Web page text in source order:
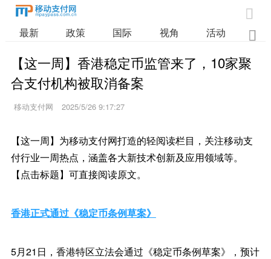

最新 政策 国际 视角 活动 业

【这一周】香港稳定币监管来了，10家聚
合支付机构被取消备案
移动支付网 2025/5/26 9:17:27
【这一周】为移动支付网打造的轻阅读栏目，关注移动支
付行业一周热点，涵盖各大新技术创新及应用领域等。
【点击标题】可直接阅读原文。
香港正式通过《稳定币条例草案》
5月21日，香港特区立法会通过《稳定币条例草案》，预计